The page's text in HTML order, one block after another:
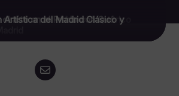
artística por el Madrid histórico
el arte en el Prado con Qué
Artística del Madrid Clásico y